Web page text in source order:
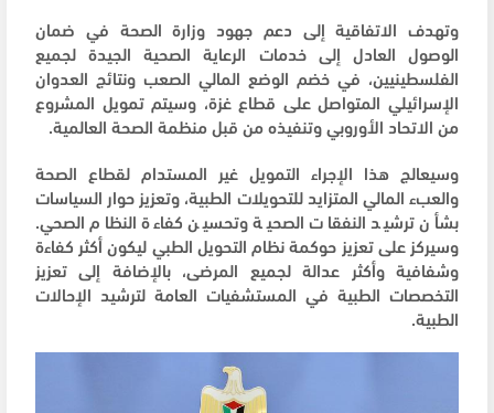
وتهدف الاتفاقية إلى دعم جهود وزارة الصحة في ضمان
الوصول العادل إلى خدمات الرعاية الصحية الجيدة لجميع
الفلسطينيين، في خضم الوضع المالي الصعب ونتائج العدوان
الإسرائيلي المتواصل على قطاع غزة، وسيتم تمويل المشروع
من الاتحاد الأوروبي وتنفيذه من قبل منظمة الصحة العالمية.
وسيعالج هذا الإجراء التمويل غير المستدام لقطاع الصحة
والعبء المالي المتزايد للتحويلات الطبية، وتعزيز حوار السياسات
بشأن ترشيد النفقات الصحية وتحسين كفاءة النظام الصحي.
وسيركز على تعزيز حوكمة نظام التحويل الطبي ليكون أكثر كفاءة
وشفافية وأكثر عدالة لجميع المرضى، بالإضافة إلى تعزيز
التخصصات الطبية في المستشفيات العامة لترشيد الإحالات
الطبية.